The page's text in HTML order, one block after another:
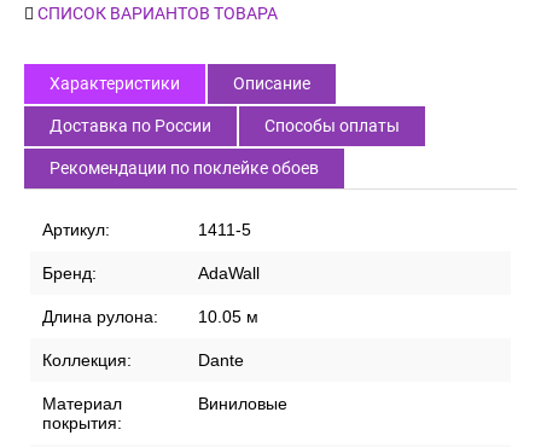
СПИСОК ВАРИАНТОВ ТОВАРА
Характеристики Описание
Доставка по России Способы оплаты
Рекомендации по поклейке обоев
Артикул: 1411-5
Бренд: AdaWall
Длина рулона: 10.05 м
Коллекция: Dante
Материал
покрытия:
Виниловые